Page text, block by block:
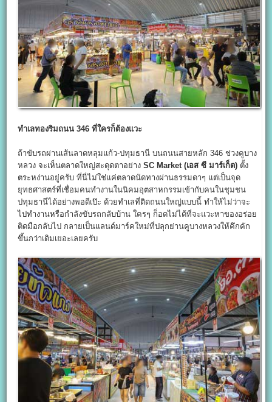
ทำเลทองริมถนน 346ที่ใครก็ต้องแวะ
ถ้าขับรถผ่านเส้นลาดหลุมแก้ว-ปทุมธานี บนถนนสายหลัก 346 ช่วงคูบาง
หลวง จะเห็นตลาดใหญ่สะดุดตาอย่างSC Market (เอส ซี มาร์เก็ต) ตั้ง
ตระหง่านอยู่ครับ ที่นี่ไม่ใช่แค่ตลาดนัดทางผ่านธรรมดาๆ แต่เป็นจุด
ยุทธศาสตร์ที่เชื่อมคนทำงานในนิคมอุตสาหกรรมเข้ากับคนในชุมชน
ปทุมธานีได้อย่างพอดีเป๊ะ ด้วยทำเลที่ติดถนนใหญ่แบบนี้ ทำให้ไม่ว่าจะ
ไปทำงานหรือกำลังขับรถกลับบ้าน ใครๆ ก็อดไม่ได้ที่จะแวะหาของอร่อย
ติดมือกลับไป กลายเป็นแลนด์มาร์คใหม่ที่ปลุกย่านคูบางหลวงให้คึกคัก
ขึ้นกว่าเดิมเยอะเลยครับ